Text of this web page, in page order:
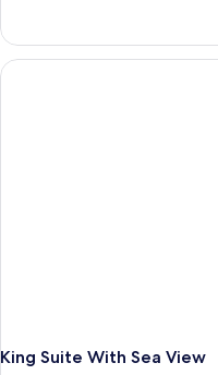
pemandangan
teluk
Apartemen
Panorama,
2
King Suite With Sea View